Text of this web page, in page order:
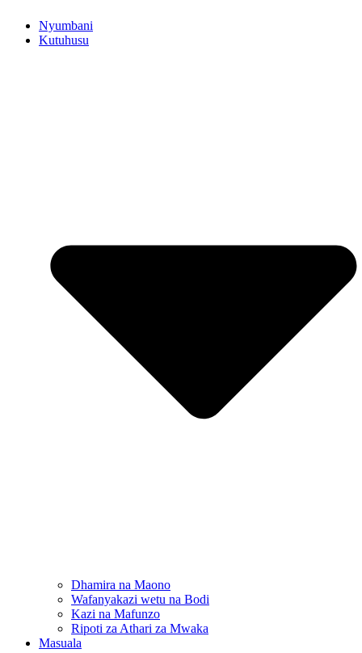
Nyumbani
Kutuhusu
Dhamira na Maono
Wafanyakazi wetu na Bodi
Kazi na Mafunzo
Ripoti za Athari za Mwaka
Masuala